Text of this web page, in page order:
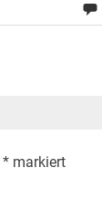
*markiert